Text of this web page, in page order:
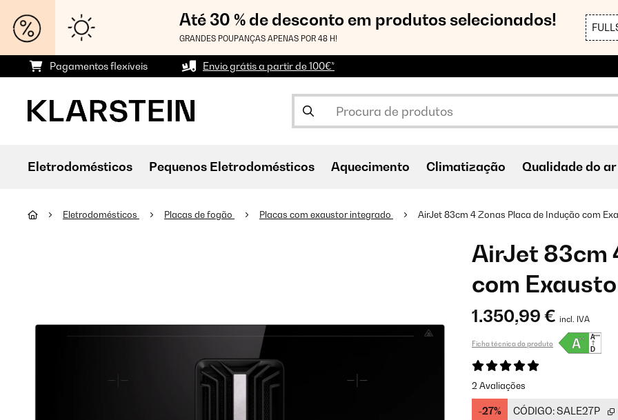
Até 30 % de desconto em produtos selecionados!
GRANDES POUPANÇAS APENAS POR 48 H!
Pagamentos flexíveis Envio grátis a partir de 100€*
Eletrodomésticos Pequenos Eletrodomésticos Aquecimento Climatização Qualidade do ar
Eletrodomésticos Placas de fogão Placas com exaustor integrado AirJet 83cm 4 Zonas Placa de Indução com
AirJet 83cm
com
1.350,99 € incl. IVA
Ficha técnica do produto
2 Avaliações
-27% CÓDIGO:SALE27P